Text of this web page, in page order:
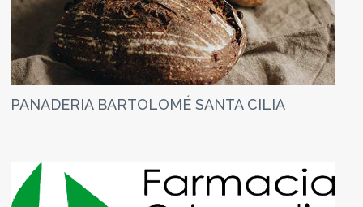
PANADERIA BARTOLOMÉ SANTA CILIA